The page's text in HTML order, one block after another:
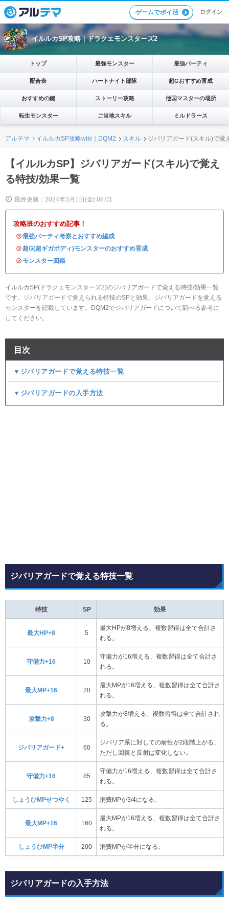
ゲームでポイ活 ログイン
イルルカSP攻略｜ドラクエモンスターズ2
トップ 最強モンスター 最強パーティ
配合表 ハートナイト部隊 超Gおすすめ育成
おすすめの鍵 ストーリー攻略 他国マスターの場所
転生モンスター ご当地スキル ミルドラース
アルテマ イルルカSP攻略wiki｜DQM2 スキル ジバリアガード(スキル)で覚
【イルルカSP】ジバリアガード(スキル)で覚え
る特技/効果一覧
最終更新：2024年3月1日(金) 08:01
攻略班のおすすめ記事！
・最強パーティ考察とおすすめ編成
・超G(超ギガボディ)モンスターのおすすめ育成
・ モンスター図鑑
イルルカSP(ドラクエモンスターズ2)のジバリアガードで覚える特技/効果一覧
です。ジバリアガードで覚えられる特技のSPと効果、ジバリアガードを覚える
モンスターを記載しています。DQM2でジバリアガードについて調べる参考に
してください。
目次
▼ジバリアガードで覚える特技一覧
▼ジバリアガードの入手方法
ジバリアガードで覚える特技一覧
特技 SP 効果
最大HP+8 5
最大HPが8増える、複数習得は全て合計さ
れる。
守備力+16 10
守備力が16増える、複数習得は全て合計さ
れる。
最大MP+16 20
最大MPが16増える、複数習得は全て合計さ
れる。
攻撃力+8 30
攻撃力が8増える、複数習得は全て合計され
る。
ジバリアガード+ 60
ジバリア系に対しての耐性が2段階上がる、
ただし回復と反射は変化しない。
守備力+16 85
守備力が16増える、複数習得は全て合計さ
れる。
しょうひMPせつやく 125 消費MPが3/4になる。
最大MP+16 160
最大MPが16増える、複数習得は全て合計さ
れる。
しょうひMP半分 200 消費MPが半分になる。
ジバリアガードの入手方法